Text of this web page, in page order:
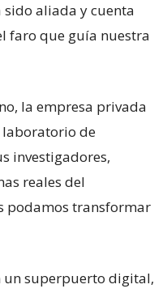
aliada y cuenta
faro que guía nuestra
la empresa privada
laboratorio de
investigadores,
reales del
podamos transformar
un superpuerto digital,